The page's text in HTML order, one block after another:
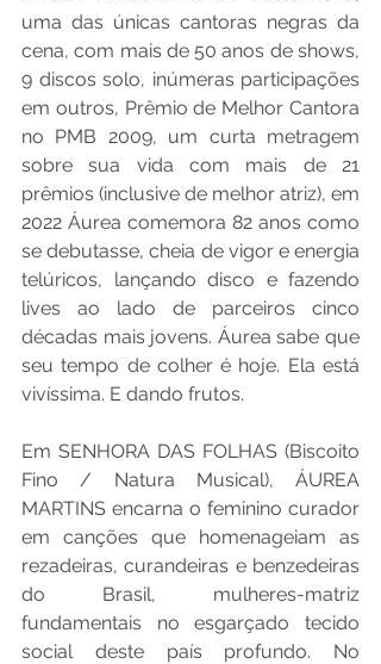
uma das únicas cantoras negras da
cena, com mais de 50 anos de shows,
9 discos solo, inúmeras participações
em outros, Prêmio de Melhor Cantora
no PMB 2009, um curta metragem
sobre sua vida com mais de 21
prêmios (inclusive de melhor atriz), em
2022 Áurea comemora 82 anos como
se debutasse, cheia de vigor e energia
telúricos, lançando disco e fazendo
lives ao lado de parceiros cinco
décadas mais jovens. Áurea sabe que
seu tempo de colher é hoje. Ela está
vivíssima. E dando frutos.
Em SENHORA DAS FOLHAS (Biscoito
Fino / Natura Musical), ÁUREA
MARTINS encarna o feminino curador
em canções que homenageiam as
rezadeiras, curandeiras e benzedeiras
do Brasil, mulheres-matriz
fundamentais no esgarçado tecido
social deste país profundo. No